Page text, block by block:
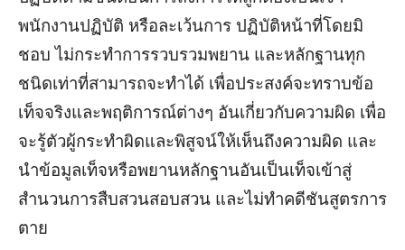
พนักงานปฏิบัติ หรือละเว้นการ ปฏิบัติหน้าที่โดยมิ
ชอบ ไม่กระทำการรวบรวมพยาน และหลักฐานทุก
ชนิดเท่าที่สามารถจะทำได้ เพื่อประสงค์จะทราบข้อ
เท็จจริงและพฤติการณ์ต่างๆ อันเกี่ยวกับความผิด เพื่อ
จะรู้ตัวผู้กระทำผิดและพิสูจน์ให้เห็นถึงความผิด และ
นำข้อมูลเท็จหรือพยานหลักฐานอันเป็นเท็จเข้าสู่
สำนวนการสืบสวนสอบสวน และไม่ทำคดีชันสูตรการ
ตาย